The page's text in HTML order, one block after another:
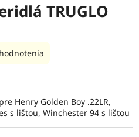
TRUGLO
Henry Golden Boy .22LR,
s lištou, Winchester 94 s lištou